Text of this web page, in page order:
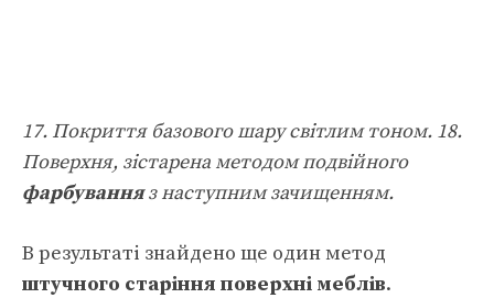
17. Покриття базового шару світлим тоном. 18.
Поверхня, зістарена методом подвійного
фарбуванняз наступним зачищенням.
В результаті знайдено ще один метод
штучного старіння поверхні меблів.